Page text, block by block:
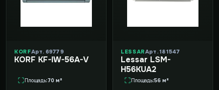
KORFАрт. 69779
KORF KF-IW-56A-V
Площадь 70 м²
LESSARАрт. 181547
Lessar LSM-
H56KUA2
Площадь 56 м²